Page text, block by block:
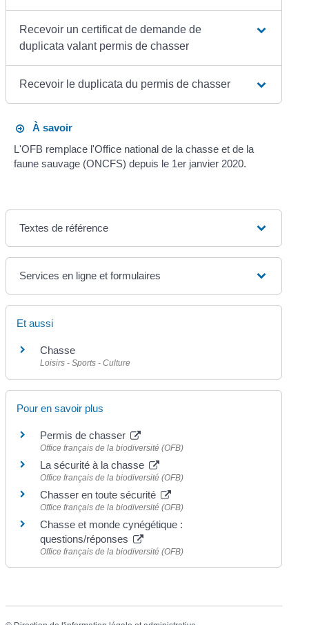
Recevoir un certificat de demande de
duplicata valant permis de chasser
Recevoir le duplicata du permis de chasser
À savoir
L'OFB remplace l'Office national de la chasse et de la
faune sauvage (ONCFS) depuis le 1erjanvier 2020.
Textes de référence
Services en ligne et formulaires
Et aussi
Chasse
Loisirs - Sports - Culture
Pour en savoir plus
Permis de chasser
Office français de la biodiversité (OFB)
La sécurité à la chasse
Office français de la biodiversité (OFB)
Chasser en toute sécurité
Office français de la biodiversité (OFB)
Chasse et monde cynégétique :
questions/réponses
Office français de la biodiversité (OFB)